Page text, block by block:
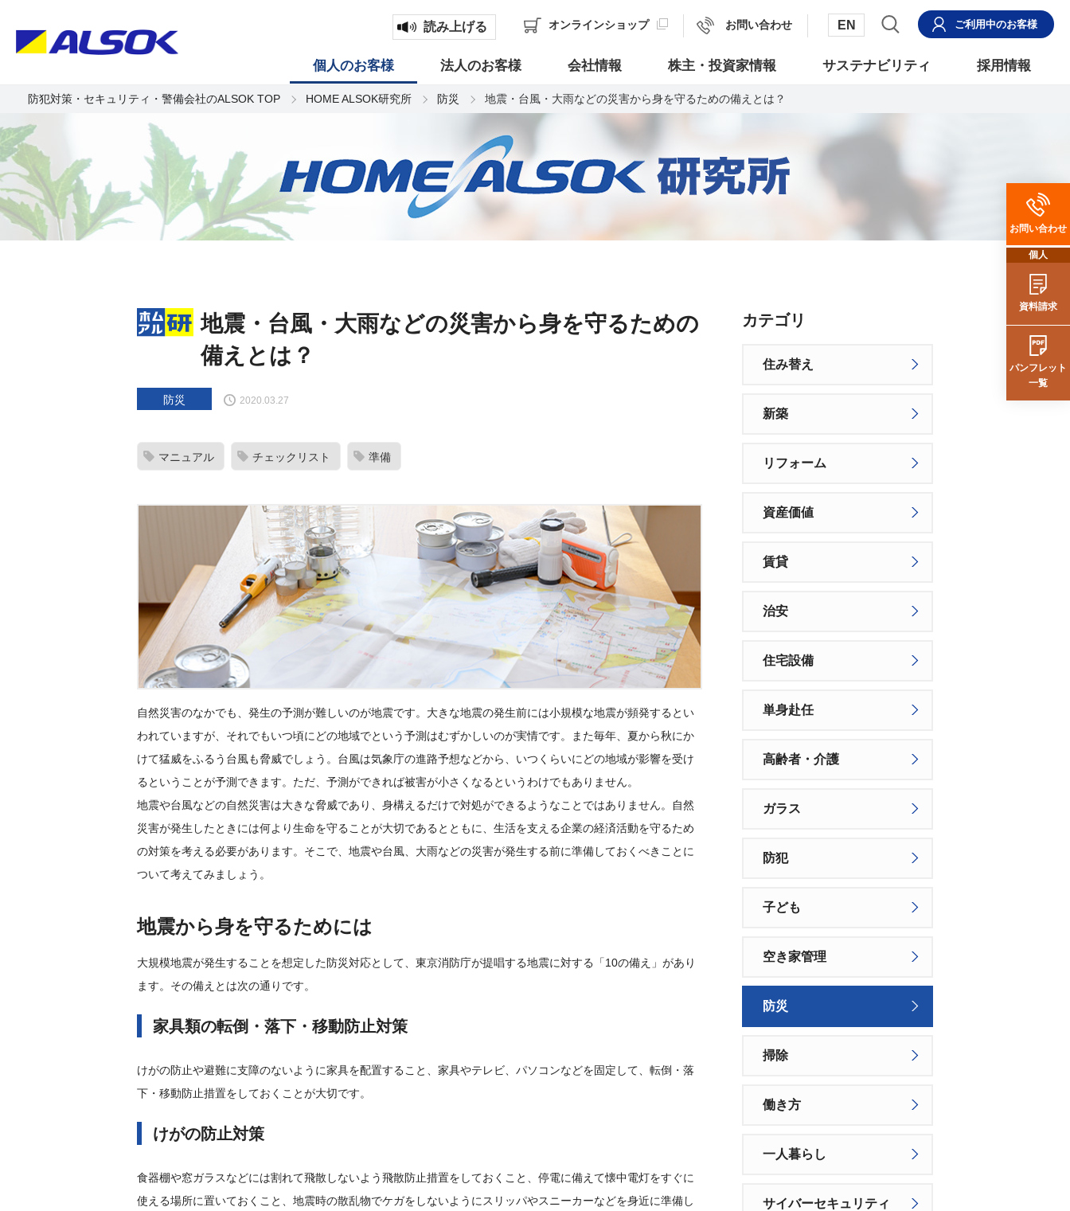
読み上げる オンラインショップ お問い合わせ EN ご利用中のお客様
個人のお客様 法人のお客様 会社情報 株主・投資家情報 サステナビリティ 採用情報
防犯対策・セキュリティ・警備会社のALSOK TOP HOME ALSOK研究所 防災 地震・台風・大雨などの災害から身を守るための備えとは？
地震・台風・大雨などの災害から身を守るための
備えとは？
防災 2020.03.27
マニュアル チェックリスト 準備
自然災害のなかでも、発生の予測が難しいのが地震です。大きな地震の発生前には小規模な地震が頻発するとい
われていますが、それでもいつ頃にどの地域でという予測はむずかしいのが実情です。また毎年、夏から秋にか
けて猛威をふるう台風も脅威でしょう。台風は気象庁の進路予想などから、いつくらいにどの地域が影響を受け
るということが予測できます。ただ、予測ができれば被害が小さくなるというわけでもありません。
地震や台風などの自然災害は大きな脅威であり、身構えるだけで対処ができるようなことではありません。自然
災害が発生したときには何より生命を守ることが大切であるとともに、生活を支える企業の経済活動を守るため
の対策を考える必要があります。そこで、地震や台風、大雨などの災害が発生する前に準備しておくべきことに
ついて考えてみましょう。
地震から身を守るためには
大規模地震が発生することを想定した防災対応として、東京消防庁が提唱する地震に対する「10の備え」があり
ます。その備えとは次の通りです。
家具類の転倒・落下・移動防止対策
けがの防止や避難に支障のないように家具を配置すること、家具やテレビ、パソコンなどを固定して、転倒・落
下・移動防止措置をしておくことが大切です。
けがの防止対策
食器棚や窓ガラスなどには割れて飛散しないよう飛散防止措置をしておくこと、停電に備えて懐中電灯をすぐに
使える場所に置いておくこと、地震時の散乱物でケガをしないようにスリッパやスニーカーなどを身近に準備し
カテゴリ
住み替え
新築
リフォーム
資産価値
賃貸
治安
住宅設備
単身赴任
高齢者・介護
ガラス
防犯
子ども
空き家管理
防災
掃除
働き方
一人暮らし
サイバーセキュリティ
お問い合わせ
個人
資料請求
パンフレット
一覧